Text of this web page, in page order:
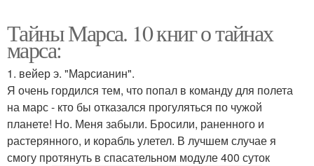
Тайны Марса. 10 книг о тайнах
марса:
1. вейер э. "Марсианин".
Я очень гордился тем, что попал в команду для полета
на марс - кто бы отказался прогуляться по чужой
планете! Но. Меня забыли. Бросили, раненного и
растерянного, и корабль улетел. В лучшем случае я
смогу протянуть в спасательном модуле 400 суток